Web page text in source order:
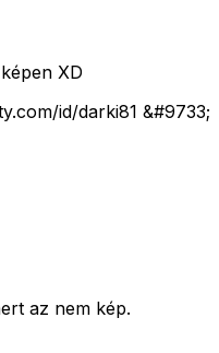
XD
id/darki81 &#9733;
az nem kép.